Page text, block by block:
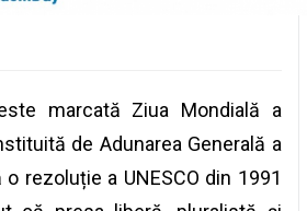
marcată Ziua Mondială a
de Adunarea Generală a
rezoluție a UNESCO din 1991